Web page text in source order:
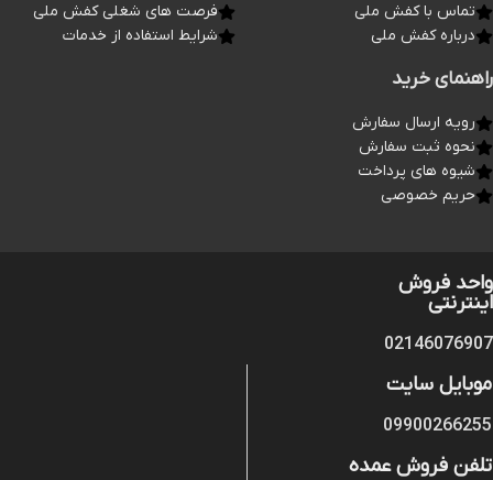
تماس با کفش ملی
درباره کفش ملی
فرصت های شغلی کفش ملی
شرایط استفاده از خدمات
راهنمای خرید
رویه ارسال سفارش
نحوه ثبت سفارش
شیوه های پرداخت
حریم خصوصی
واحد فروش
اینترنتی
02146076907
موبایل سایت
09900266255
تلفن فروش عمده